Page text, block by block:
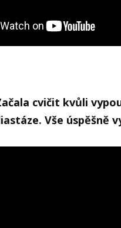
cvičit kvůli
Vše úspěšně